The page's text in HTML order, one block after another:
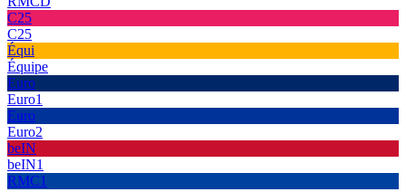
C25
C25
Équi
Équipe
Euro
Euro1
Euro
Euro2
beIN
beIN1
RMC1